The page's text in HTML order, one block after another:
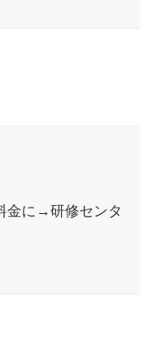
金に→研修センタ